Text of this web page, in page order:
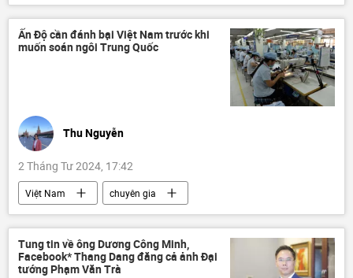
Bộ Công an Việt Nam
Việt Nam
Pháp luật
Ấn Độ cần đánh bại Việt Nam trước khi
muốn soán ngôi Trung Quốc
Thu Nguyễn
2 Tháng Tư 2024, 17:42
Việt Nam
chuyên gia
Quan điểm-Ý kiến
Tác giả
Ấn Độ
Trung Quốc
Thế giới
Tung tin về ông Dương Công Minh,
Facebook* Thang Dang đăng cả ảnh Đại
tướng Phạm Văn Trà